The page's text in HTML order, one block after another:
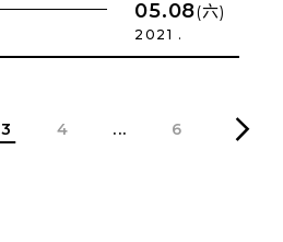
05.08(六)
2021 .
3 4 ... 6